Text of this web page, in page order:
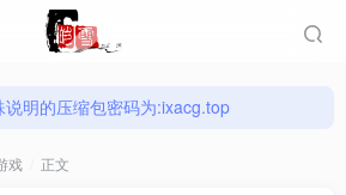
说明的压缩包密码为:ixacg.top
明的压缩包密码为:ixacg.top
戏 正文